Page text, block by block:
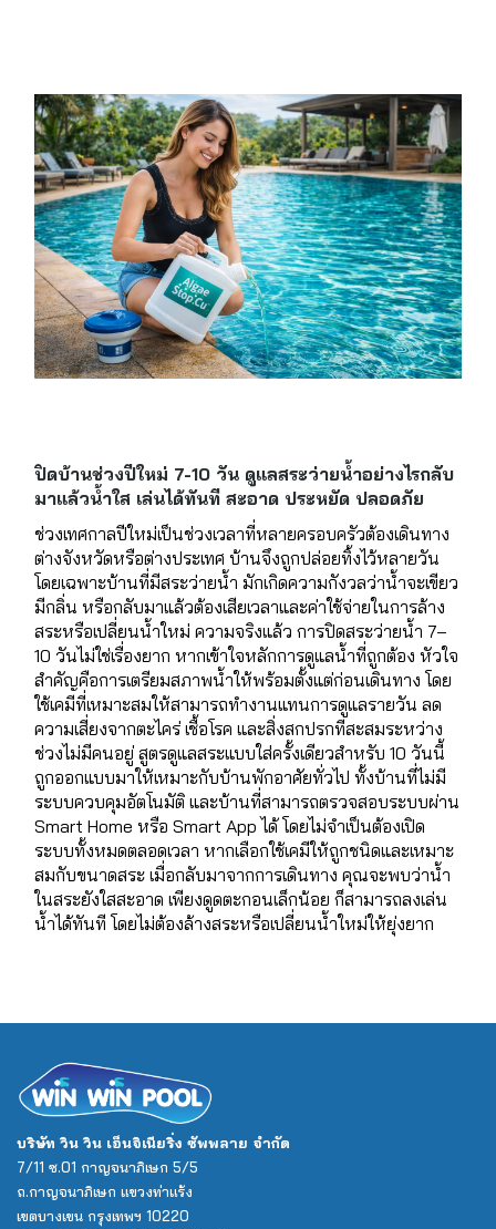
ปิดบ้านช่วงปีใหม่ 7-10 วัน ดูแลสระว่ายน้ำอย่างไรกลับ
มาแล้วน้ำใส เล่นได้ทันที สะอาด ประหยัด ปลอดภัย
ช่วงเทศกาลปีใหม่เป็นช่วงเวลาที่หลายครอบครัวต้องเดินทาง
ต่างจังหวัดหรือต่างประเทศ บ้านจึงถูกปล่อยทิ้งไว้หลายวัน
โดยเฉพาะบ้านที่มีสระว่ายน้ำ มักเกิดความกังวลว่าน้ำจะเขียว
มีกลิ่น หรือกลับมาแล้วต้องเสียเวลาและค่าใช้จ่ายในการล้าง
สระหรือเปลี่ยนน้ำใหม่ ความจริงแล้ว การปิดสระว่ายน้ำ 7–
10 วันไม่ใช่เรื่องยาก หากเข้าใจหลักการดูแลน้ำที่ถูกต้อง หัวใจ
สำคัญคือการเตรียมสภาพน้ำให้พร้อมตั้งแต่ก่อนเดินทาง โดย
ใช้เคมีที่เหมาะสมให้สามารถทำงานแทนการดูแลรายวัน ลด
ความเสี่ยงจากตะไคร่ เชื้อโรค และสิ่งสกปรกที่สะสมระหว่าง
ช่วงไม่มีคนอยู่ สูตรดูแลสระแบบใส่ครั้งเดียวสำหรับ 10 วันนี้
ถูกออกแบบมาให้เหมาะกับบ้านพักอาศัยทั่วไป ทั้งบ้านที่ไม่มี
ระบบควบคุมอัตโนมัติ และบ้านที่สามารถตรวจสอบระบบผ่าน
Smart Home หรือ Smart App ได้ โดยไม่จำเป็นต้องเปิด
ระบบทั้งหมดตลอดเวลา หากเลือกใช้เคมีให้ถูกชนิดและเหมาะ
สมกับขนาดสระ เมื่อกลับมาจากการเดินทาง คุณจะพบว่าน้ำ
ในสระยังใสสะอาด เพียงดูดตะกอนเล็กน้อย ก็สามารถลงเล่น
น้ำได้ทันที โดยไม่ต้องล้างสระหรือเปลี่ยนน้ำใหม่ให้ยุ่งยาก
บริษัท วิน วิน เอ็นจิเนียริ่ง ซัพพลาย จำกัด
7/11 ซ.01 กาญจนาภิเษก 5/5
ถ.กาญจนาภิเษก แขวงท่าแร้ง
เขตบางเขน กรุงเทพฯ 10220